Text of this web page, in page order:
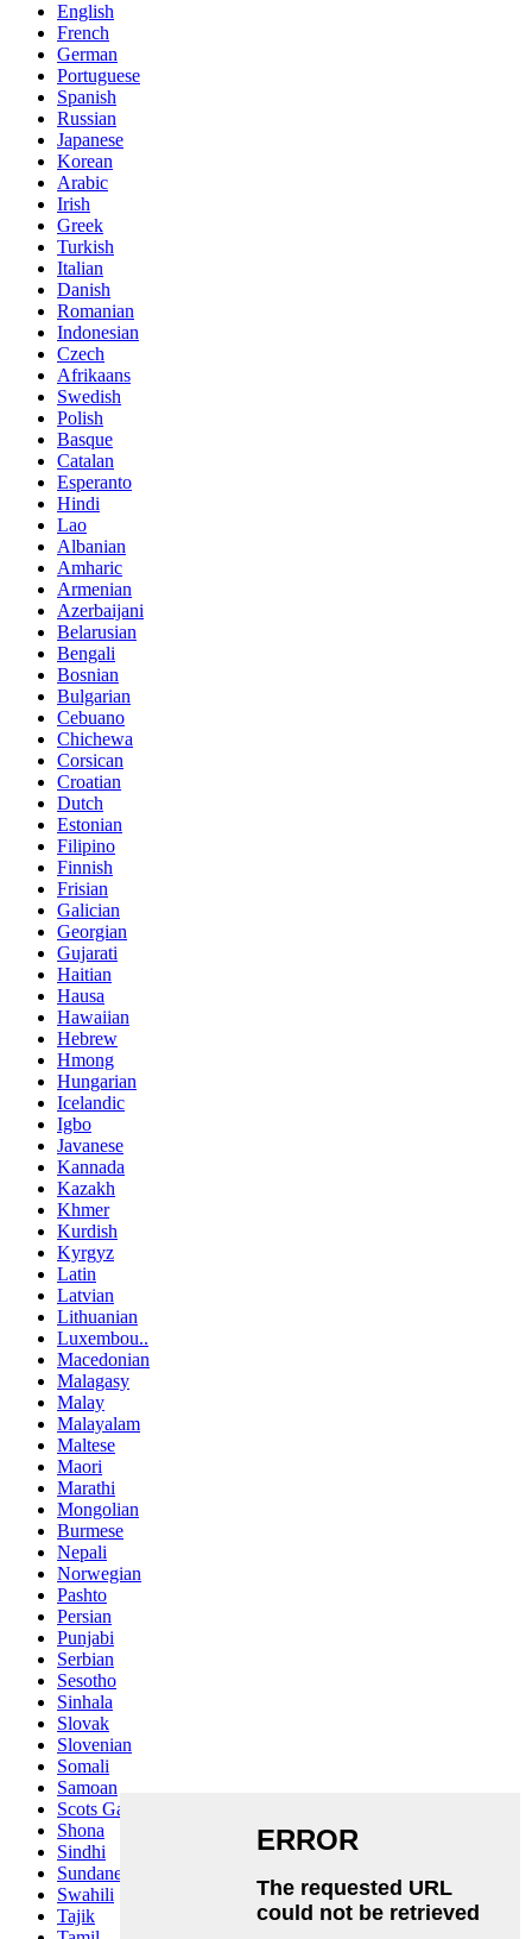
English
French
German
Portuguese
Spanish
Russian
Japanese
Korean
Arabic
Irish
Greek
Turkish
Italian
Danish
Romanian
Indonesian
Czech
Afrikaans
Swedish
Polish
Basque
Catalan
Esperanto
Hindi
Lao
Albanian
Amharic
Armenian
Azerbaijani
Belarusian
Bengali
Bosnian
Bulgarian
Cebuano
Chichewa
Corsican
Croatian
Dutch
Estonian
Filipino
Finnish
Frisian
Galician
Georgian
Gujarati
Haitian
Hausa
Hawaiian
Hebrew
Hmong
Hungarian
Icelandic
Igbo
Javanese
Kannada
Kazakh
Khmer
Kurdish
Kyrgyz
Latin
Latvian
Lithuanian
Luxembou..
Macedonian
Malagasy
Malay
Malayalam
Maltese
Maori
Marathi
Mongolian
Burmese
Nepali
Norwegian
Pashto
Persian
Punjabi
Serbian
Sesotho
Sinhala
Slovak
Slovenian
Somali
Samoan
Scots Gaelic
Shona
Sindhi
Sundanese
Swahili
Tajik